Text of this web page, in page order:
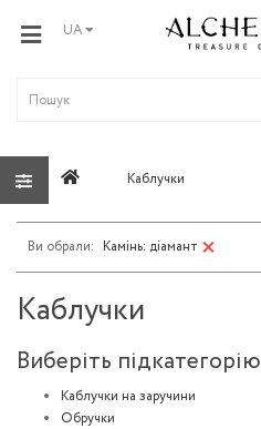
UA
Каблучки
Камінь: діамант
Каблучки
Виберіть підкатегорію
Каблучки на заручини
Обручки